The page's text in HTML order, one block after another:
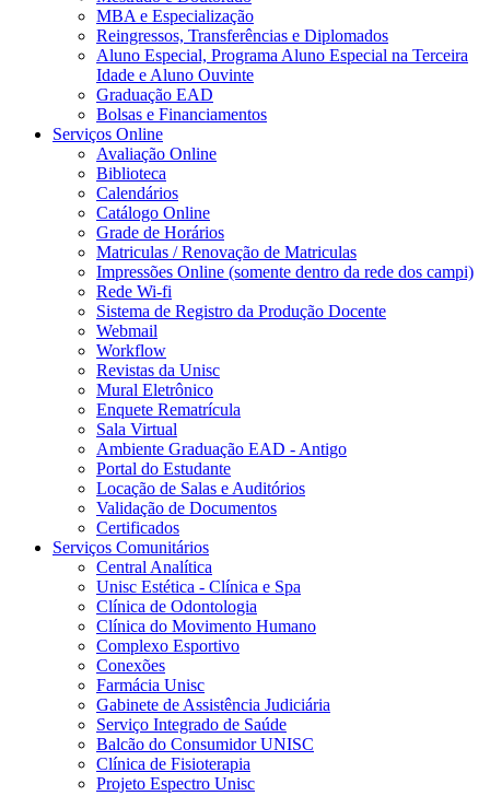
MBA e Especialização
Reingressos, Transferências e Diplomados
Aluno Especial, Programa Aluno Especial na Terceira
Idade e Aluno Ouvinte
Graduação EAD
Bolsas e Financiamentos
Serviços Online
Avaliação Online
Biblioteca
Calendários
Catálogo Online
Grade de Horários
Matriculas / Renovação de Matriculas
Impressões Online (somente dentro da rede dos campi)
Rede Wi-fi
Sistema de Registro da Produção Docente
Webmail
Workflow
Revistas da Unisc
Mural Eletrônico
Enquete Rematrícula
Sala Virtual
Ambiente Graduação EAD - Antigo
Portal do Estudante
Locação de Salas e Auditórios
Validação de Documentos
Certificados
Serviços Comunitários
Central Analítica
Unisc Estética - Clínica e Spa
Clínica de Odontologia
Clínica do Movimento Humano
Complexo Esportivo
Conexões
Farmácia Unisc
Gabinete de Assistência Judiciária
Serviço Integrado de Saúde
Balcão do Consumidor UNISC
Clínica de Fisioterapia
Projeto Espectro Unisc